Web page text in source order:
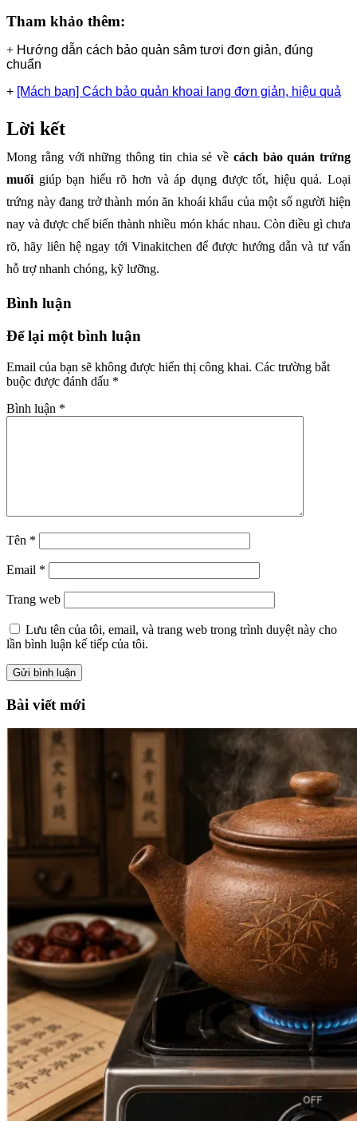
Tham khảo thêm:
+ Hướng dẫn cách bảo quản sâm tươi đơn giản, đúng
chuẩn
+ [Mách bạn] Cách bảo quản khoai lang đơn giản, hiệu quả
Lời kết
Mong rằng với những thông tin chia sẻ về cách bảo quản trứng
muối giúp bạn hiểu rõ hơn và áp dụng được tốt, hiệu quả. Loại
trứng này đang trở thành món ăn khoái khẩu của một số người hiện
nay và được chế biến thành nhiều món khác nhau. Còn điều gì chưa
rõ, hãy liên hệ ngay tới Vinakitchen để được hướng dẫn và tư vấn
hỗ trợ nhanh chóng, kỹ lưỡng.
Bình luận
Để lại một bình luận
Email của bạn sẽ không được hiển thị công khai. Các trường bắt
buộc được đánh dấu *
Bình luận *
Tên *
Email *
Trang web
Lưu tên của tôi, email, và trang web trong trình duyệt này cho
lần bình luận kế tiếp của tôi.
Bài viết mới